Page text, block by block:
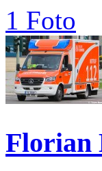
1 Foto
Florian